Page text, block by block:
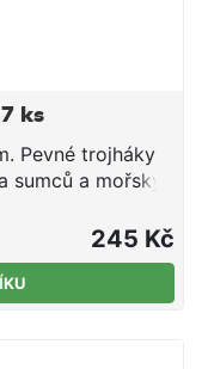
ks
Pevné trojháky
sumců a mořský
245 Kč